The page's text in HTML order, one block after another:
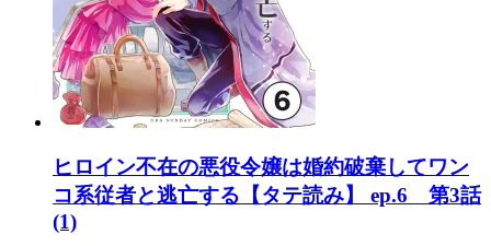
ヒロイン不在の悪役令嬢は婚約破棄してワン
コ系従者と逃亡する【タテ読み】 ep.6 第3話
(1)